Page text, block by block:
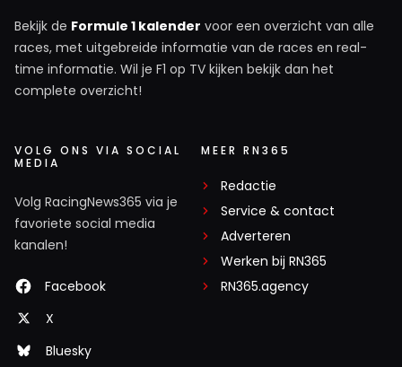
Bekijk de Formule 1 kalender voor een overzicht van alle
races, met uitgebreide informatie van de races en real-
time informatie. Wil je F1 op TV kijken bekijk dan het
complete overzicht!
VOLG ONS VIA SOCIAL
MEDIA
Volg RacingNews365 via je
favoriete social media
kanalen!
Facebook
X
Bluesky
MEER RN365
Redactie
Service & contact
Adverteren
Werken bij RN365
RN365.agency